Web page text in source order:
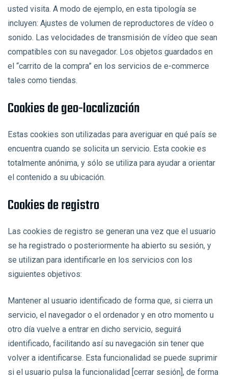
usted visita. A modo de ejemplo, en esta tipología se
incluyen: Ajustes de volumen de reproductores de vídeo o
sonido. Las velocidades de transmisión de vídeo que sean
compatibles con su navegador. Los objetos guardados en
el “carrito de la compra” en los servicios de e-commerce
tales como tiendas.
Cookies de geo-localización
Estas cookies son utilizadas para averiguar en qué país se
encuentra cuando se solicita un servicio. Esta cookie es
totalmente anónima, y sólo se utiliza para ayudar a orientar
el contenido a su ubicación.
Cookies de registro
Las cookies de registro se generan una vez que el usuario
se ha registrado o posteriormente ha abierto su sesión, y
se utilizan para identificarle en los servicios con los
siguientes objetivos:
Mantener al usuario identificado de forma que, si cierra un
servicio, el navegador o el ordenador y en otro momento u
otro día vuelve a entrar en dicho servicio, seguirá
identificado, facilitando así su navegación sin tener que
volver a identificarse. Esta funcionalidad se puede suprimir
si el usuario pulsa la funcionalidad [cerrar sesión], de forma